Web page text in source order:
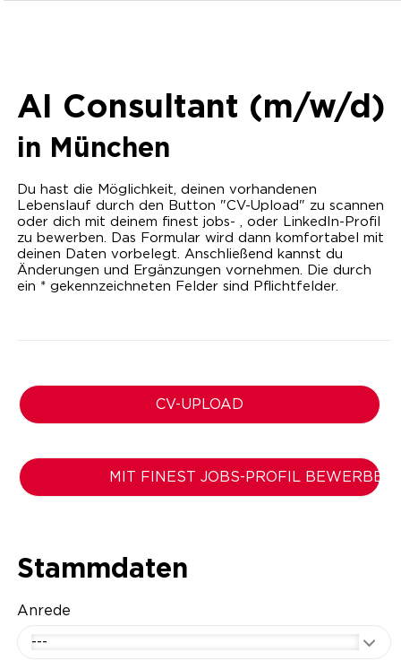
AI Consultant (m/w/d)
in München
Du hast die Möglichkeit, deinen vorhandenen
Lebenslauf durch den Button "CV-Upload" zu scannen
oder dich mit deinem finest jobs- , oder LinkedIn-Profil
zu bewerben. Das Formular wird dann komfortabel mit
deinen Daten vorbelegt. Anschließend kannst du
Änderungen und Ergänzungen vornehmen. Die durch
ein * gekennzeichneten Felder sind Pflichtfelder.
CV-UPLOAD
MIT FINEST JOBS-PROFIL BEWERBEN
Stammdaten
Anrede
---